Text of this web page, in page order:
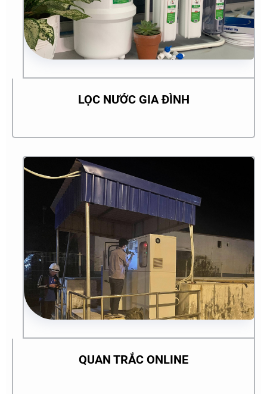
LỌC NƯỚC GIA ĐÌNH
QUAN TRẮC ONLINE